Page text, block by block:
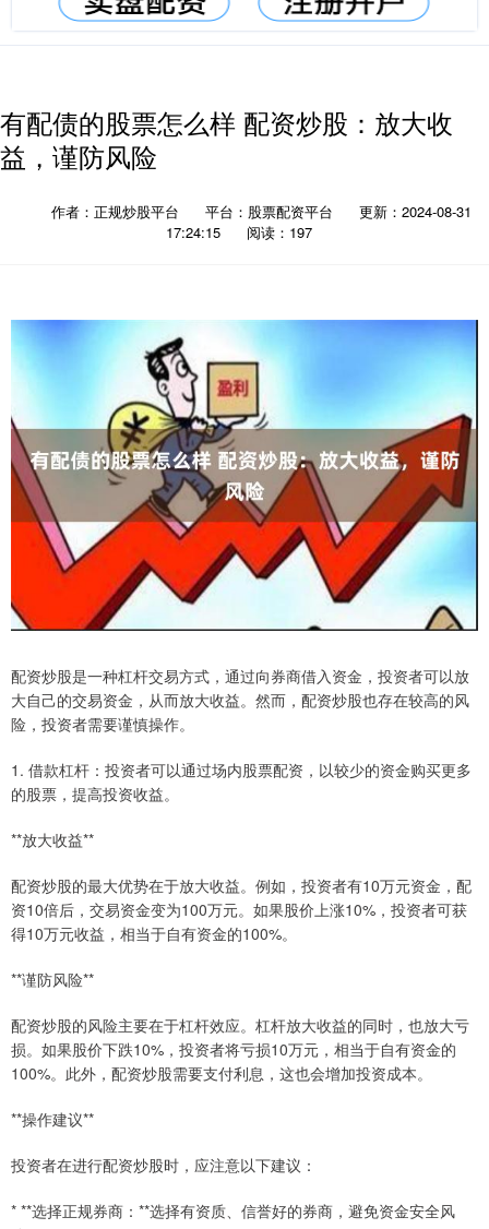
有配债的股票怎么样 配资炒股：放大收
益，谨防风险
作者：正规炒股平台 平台：股票配资平台
更新：2024-08-31
17:24:15
阅读：197
配资炒股是一种杠杆交易方式，通过向券商借入资金，投资者可以放
大自己的交易资金，从而放大收益。然而，配资炒股也存在较高的风
险，投资者需要谨慎操作。
1. 借款杠杆：投资者可以通过场内股票配资，以较少的资金购买更多
的股票，提高投资收益。
**放大收益**
配资炒股的最大优势在于放大收益。例如，投资者有10万元资金，配
资10倍后，交易资金变为100万元。如果股价上涨10%，投资者可获
得10万元收益，相当于自有资金的100%。
**谨防风险**
配资炒股的风险主要在于杠杆效应。杠杆放大收益的同时，也放大亏
损。如果股价下跌10%，投资者将亏损10万元，相当于自有资金的
100%。此外，配资炒股需要支付利息，这也会增加投资成本。
**操作建议**
投资者在进行配资炒股时，应注意以下建议：
* **选择正规券商：**选择有资质、信誉好的券商，避免资金安全风